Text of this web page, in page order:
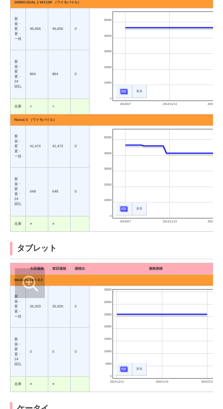
DIGNO DUAL 2 WX10K （ワイモバイル）
新
規・
変
更・
一括
46,656 46,656 0
2014/8/7 2014/11/13 2015/2/19
0
10000
20000
30000
40000
50000
新規
新
規・
変
更・
24
回払
864 864 0
在庫 × ×
Nexus 5 （ワイモバイル）
新
規・
変
更・
一括
41,472 41,472 0
2014/8/7 2014/11/13 2015/2/19
0
10000
20000
30000
40000
50000
新規
新
規・
変
更・
24
回払
648 648 0
在庫 ○ ○
タブレット
今回価格 前回価格 価格比 価格推移
MediaPad M1 8.0
新
規・
変
更・
一括
25,920 25,920 0
2014/12/11 2015/1/15 2015/2/19
0
5000
10000
15000
20000
25000
30000
35000
新規
新
規・
変
更・
24
回払
0 0 0
在庫 ○ ○